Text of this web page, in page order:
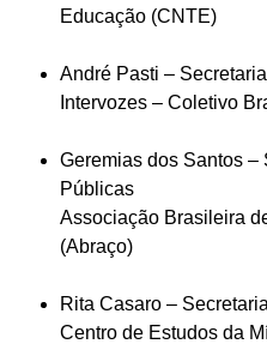
Educação (CNTE)
André Pasti –
Intervozes – Coletivo
Geremias dos Santos
Públicas
Associação Brasileira
(Abraço)
Rita Casaro –
Centro de Estudos da